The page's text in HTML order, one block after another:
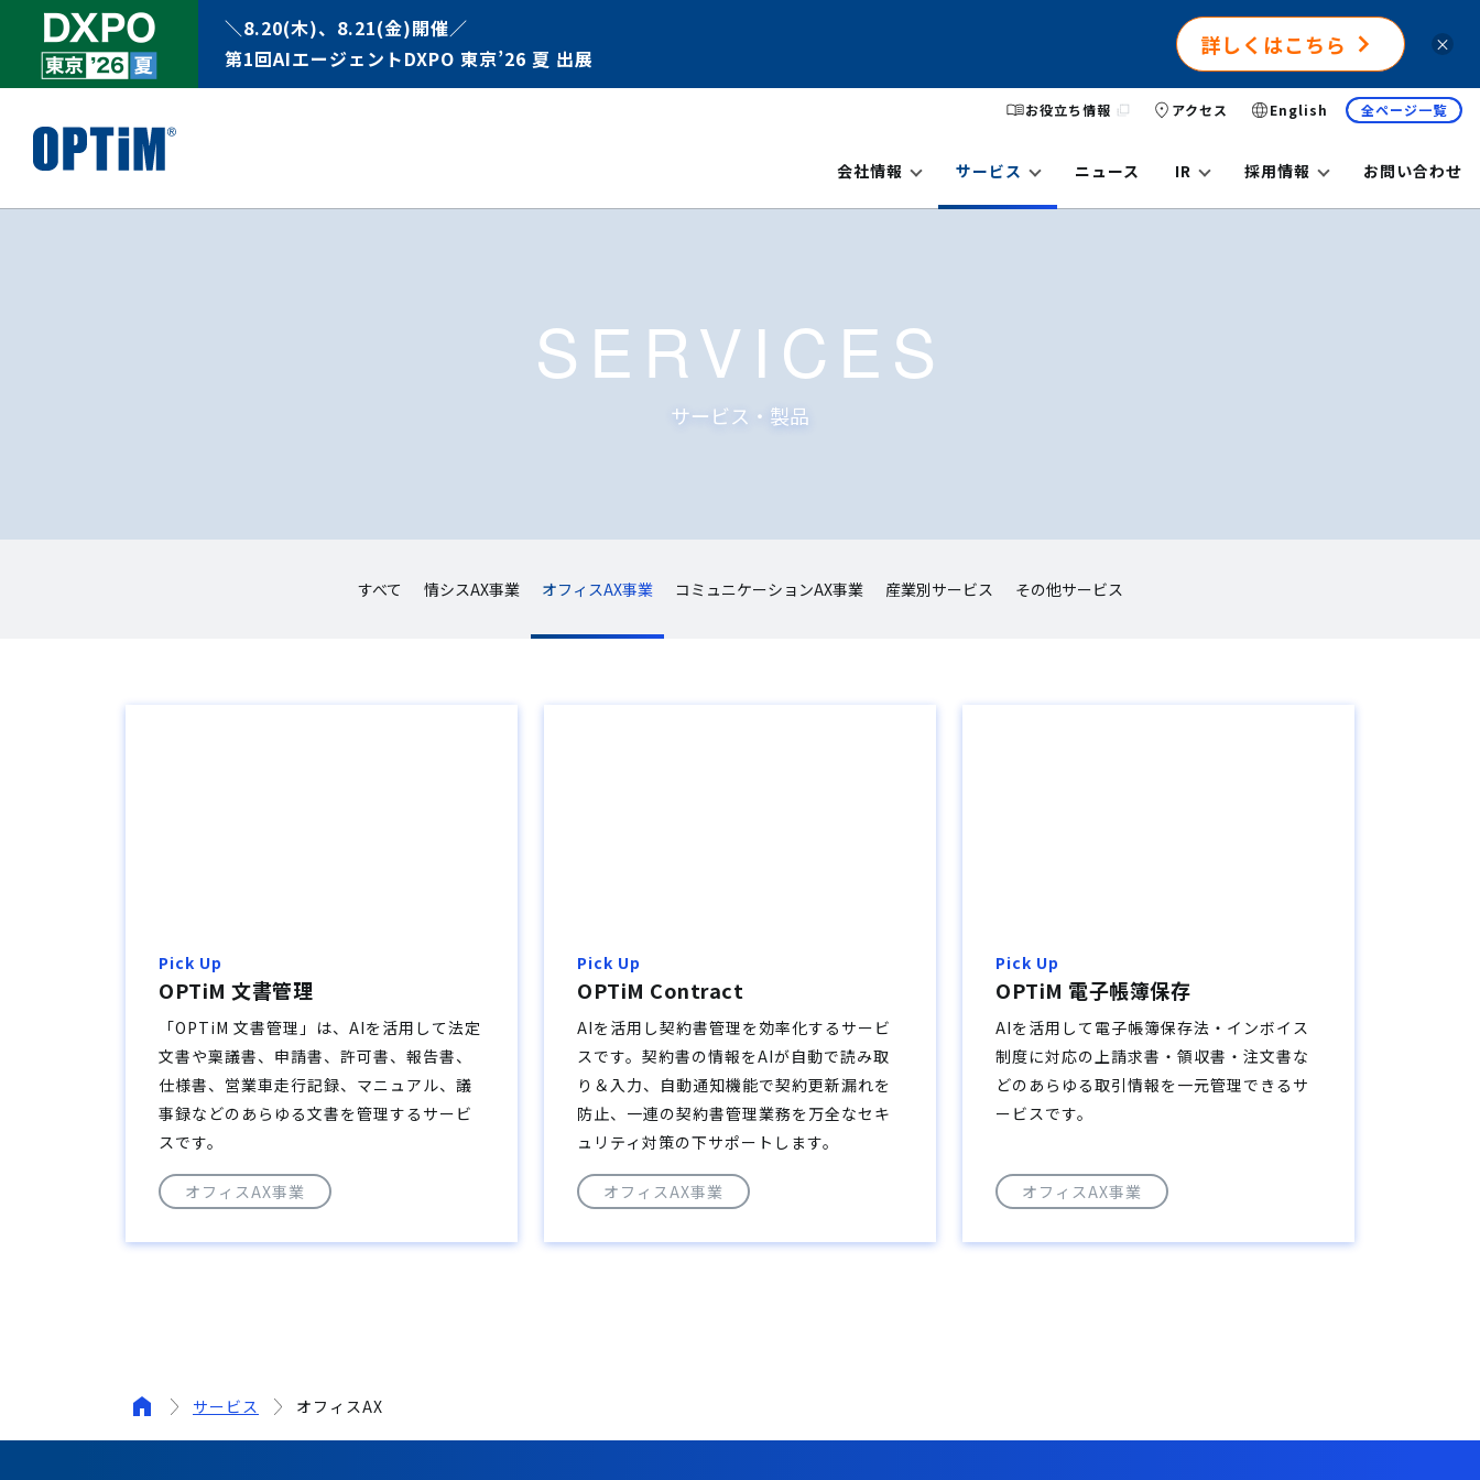
＼8.20(木)、8.21(金)開催／
第1回AIエージェントDXPO 東京’26 夏 出展
詳しくはこちら ×
お役立ち情報 アクセス English 全ページ一覧
会社情報 サービス ニュース IR 採用情報 お問い合わせ
SERVICES
サービス・製品
すべて 情シスAX事業 オフィスAX事業 コミュニケーションAX事業 産業別サービス その他サービス
Pick Up
OPTiM 文書管理
「OPTiM 文書管理」は、AIを活用して法定
文書や稟議書、申請書、許可書、報告書、
仕様書、営業車走行記録、マニュアル、議
事録などのあらゆる文書を管理するサービ
スです。
オフィスAX事業
Pick Up
OPTiM Contract
AIを活用し契約書管理を効率化するサービ
スです。契約書の情報をAIが自動で読み取
り＆入力、自動通知機能で契約更新漏れを
防止、一連の契約書管理業務を万全なセキ
ュリティ対策の下サポートします。
オフィスAX事業
Pick Up
OPTiM 電子帳簿保存
AIを活用して電子帳簿保存法・インボイス
制度に対応の上請求書・領収書・注文書な
どのあらゆる取引情報を一元管理できるサ
ービスです。
オフィスAX事業
サービス オフィスAX